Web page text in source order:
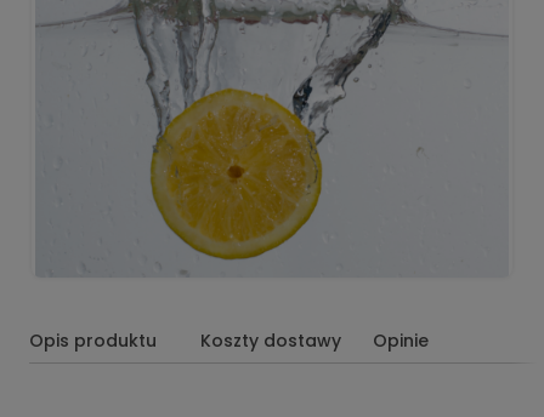
Opis produktu Koszty dostawy Opinie